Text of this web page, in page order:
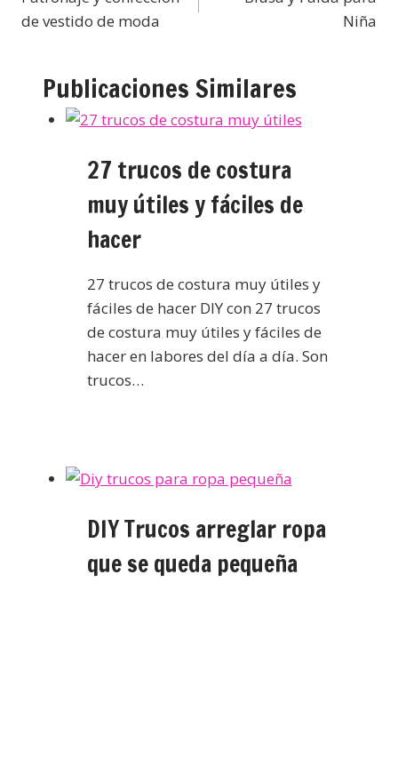
de vestido de moda
Niña
Publicaciones Similares
27 trucos de costura
muy útiles y fáciles de
hacer
27 trucos de costura muy útiles y
fáciles de hacer DIY con 27 trucos
de costura muy útiles y fáciles de
hacer en labores del día a día. Son
trucos…
DIY Trucos arreglar ropa
que se queda pequeña